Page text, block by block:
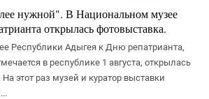
нужной". В Национальном музее
открылась фотовыставка.
Республики Адыгея к Дню репатрианта,
в республике 1 августа, открылась
этот раз музей и куратор выставки